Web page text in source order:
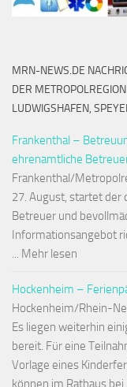
MRN-NEWS.DE
DER
LUDWIGSHAFEN,
Frankenthal –
ehrenamtliche
Frankenthal/
27. August, startet der
Betreuer und
Informationsangebot
... Mehr lesen
Hockenheim –
Hockenheim/Rhein-
Es liegen weiterhin
bereit. Für eine
Vorlage eines
können im Rathaus bei